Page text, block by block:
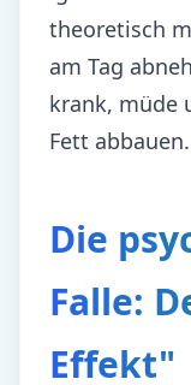
theoretisch
am Tag
krank, müde
Fett abbauen.
Die
Falle:
Effekt"